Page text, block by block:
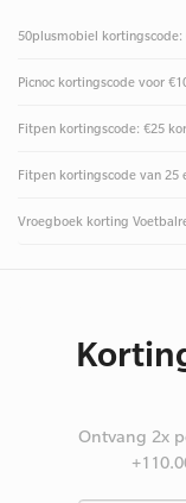
50plusmobiel
Picnoc kortingscode voor
Fitpen kortingscode: €25
Fitpen kortingscode van 25
Vroegboek korting
Ontvang 2x